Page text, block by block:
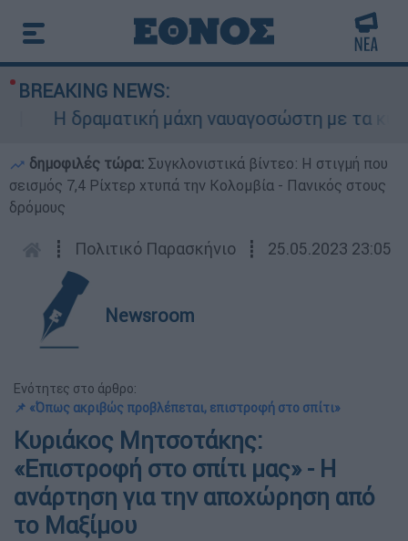
BREAKING NEWS:
Η δραματική μάχη ναυαγοσώστη με τα
δημοφιλές τώρα: Συγκλονιστικά βίντεο: Η στιγμή που
σεισμός 7,4 Ρίχτερ χτυπά την Κολομβία - Πανικός στους
δρόμους
┋ Πολιτικό Παρασκήνιο ┋ 25.05.2023 23:05
Newsroom
Ενότητες στο άρθρο:
📌 «Όπως ακριβώς προβλέπεται, επιστροφή στο σπίτι»
Κυριάκος Μητσοτάκης:
«Επιστροφή στο σπίτι μας» - Η
ανάρτηση για την αποχώρηση από
το Μαξίμου